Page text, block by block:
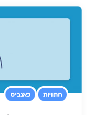
התוויות כאנביס